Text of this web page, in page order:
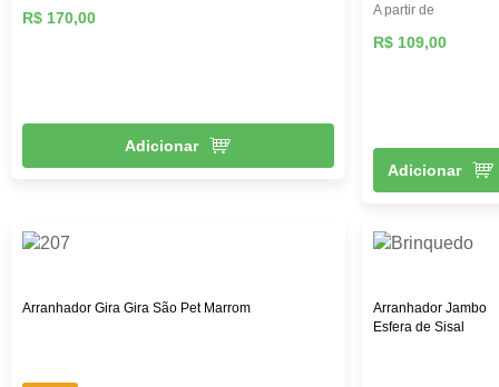
R$ 170,00
Adicionar
A partir de
R$ 109,00
Adicionar
Arranhador Gira Gira São Pet Marrom
Arranhador Jambo
Esfera de Sisal